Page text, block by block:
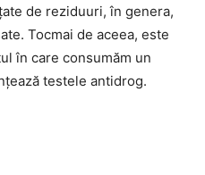
de reziduuri, în genera,
Tocmai de aceea, este
în care consumăm un
testele antidrog.